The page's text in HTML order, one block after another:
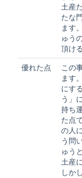
土産
たな
ます
ゅう
頂け
優れた点
この
ます
にす
う」
持ち
た点
の人
う問
ゅう
土産
しか